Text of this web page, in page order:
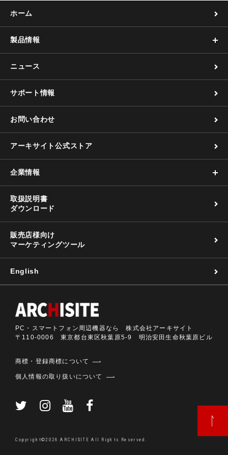
ホーム
製品情報
ニュース
サポート情報
お問い合わせ
アーキサイト公式ストア
企業情報
取扱説明書
ダウンロード
販売店様向け
マーケティングツール
English
PC・スマートフォン周辺機器なら 株式会社アーキサイト
〒110-0006 東京都台東区秋葉原5-9 明治安田生命秋葉原ビル
商標・登録商標について
個人情報の取り扱いについて
Copyright©2026 ARCHISITE All Rights Reserved.